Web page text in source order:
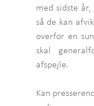
med sidste
så de kan
overfor en
skal
afspejle.
Kan